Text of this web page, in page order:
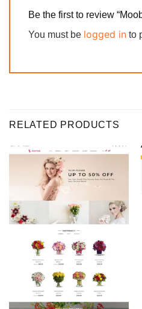
Be the first to review
You must be logged in to
RELATED PRODUCTS